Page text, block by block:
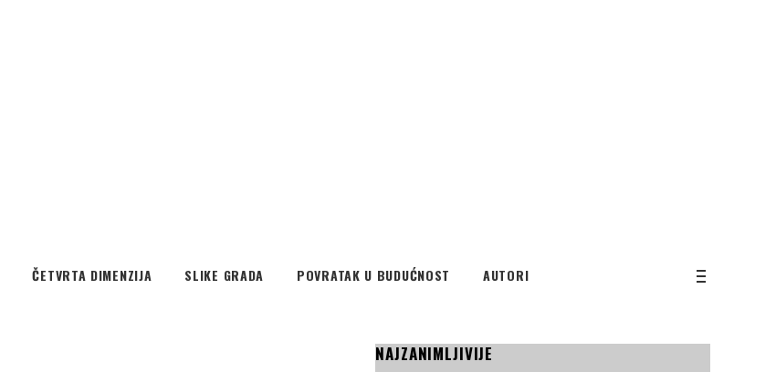
ČETVRTA DIMENZIJA SLIKE GRADA POVRATAK U BUDUĆNOST AUTORI
NAJZANIMLJIVIJE